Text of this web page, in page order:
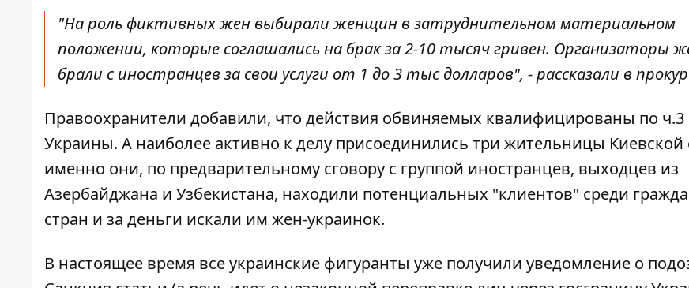
"На роль фиктивных жен выбирали женщин в затруднительном материальном
положении, которые соглашались на брак за 2-10 тысяч гривен. Организаторы
брали с иностранцев за свои услуги от 1 до 3 тыс долларов", - рассказали в
Правоохранители добавили, что действия обвиняемых квалифицированы по ч.3
Украины. А наиболее активно к делу присоединились три жительницы Киевской
именно они, по предварительному сговору с группой иностранцев, выходцев из
Азербайджана и Узбекистана, находили потенциальных "клиентов" среди
стран и за деньги искали им жен-украинок.
В настоящее время все украинские фигуранты уже получили уведомление о